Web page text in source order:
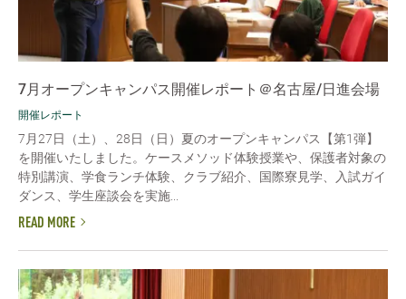
7月オープンキャンパス開催レポート＠名古屋/日進会場
開催レポート
7月27日（土）、28日（日）夏のオープンキャンパス【第1弾】
を開催いたしました。ケースメソッド体験授業や、保護者対象の
特別講演、学食ランチ体験、クラブ紹介、国際寮見学、入試ガイ
ダンス、学生座談会を実施...
READ MORE